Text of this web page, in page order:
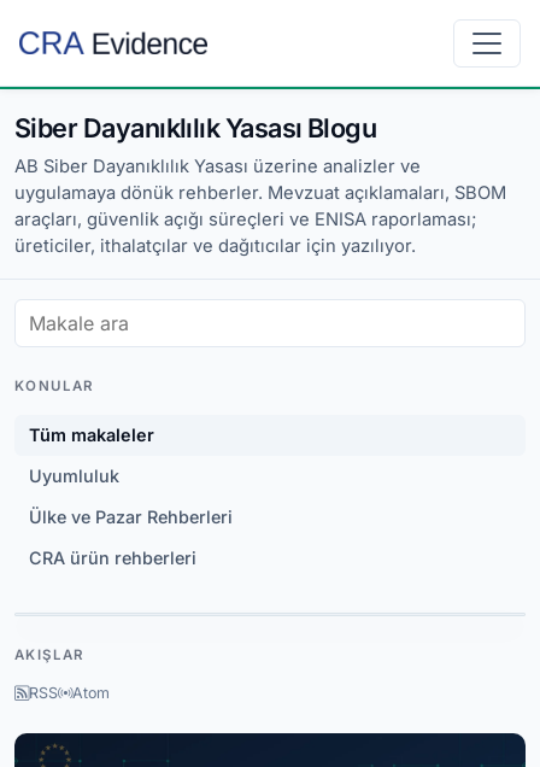
Siber Dayanıklılık Yasası Blogu
AB Siber Dayanıklılık Yasası üzerine analizler ve
uygulamaya dönük rehberler. Mevzuat açıklamaları, SBOM
araçları, güvenlik açığı süreçleri ve ENISA raporlaması;
üreticiler, ithalatçılar ve dağıtıcılar için yazılıyor.
KONULAR
Tüm makaleler
Uyumluluk
Ülke ve Pazar Rehberleri
CRA ürün rehberleri
KAYIT
CRAEvidence
AKIŞLAR
RSS Atom